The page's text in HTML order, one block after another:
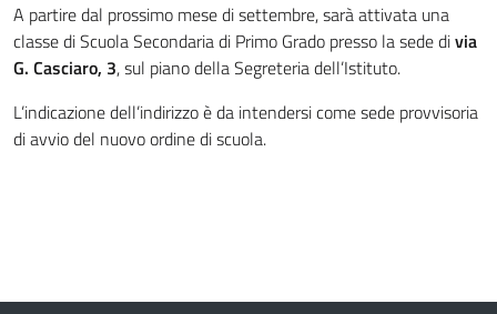
A partire dal prossimo mese di settembre, sarà attivata una
classe di Scuola Secondaria di Primo Grado presso la sede divia
G. Casciaro, 3, sul piano della Segreteria dell’Istituto.
L’indicazione dell’indirizzo è da intendersi come sede provvisoria
di avvio del nuovo ordine di scuola.